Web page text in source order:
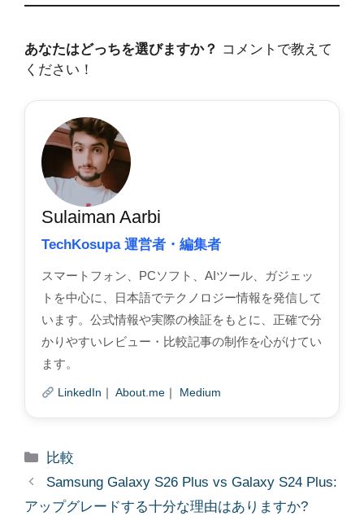
あなたはどっちを選びますか？ コメントで教えて
ください！
Sulaiman Aarbi
TechKosupa 運営者・編集者
スマートフォン、PCソフト、AIツール、ガジェッ
トを中心に、日本語でテクノロジー情報を発信して
います。公式情報や実際の検証をもとに、正確で分
かりやすいレビュー・比較記事の制作を心がけてい
ます。
LinkedIn ｜ About.me｜ Medium
Categories
比較
Samsung Galaxy S26 Plus vs Galaxy S24 Plus:
アップグレードする十分な理由はありますか?